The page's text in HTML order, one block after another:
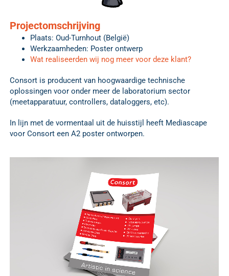
Projectomschrijving
Plaats: Oud-Turnhout (België)
Werkzaamheden: Poster ontwerp
Wat realiseerden wij nog meer voor deze klant?
Consort is producent van hoogwaardige technische
oplossingen voor onder meer de laboratorium sector
(meetapparatuur, controllers, dataloggers, etc).
In lijn met de vormentaal uit de huisstijl heeft Mediascape
voor Consort een A2 poster ontworpen.